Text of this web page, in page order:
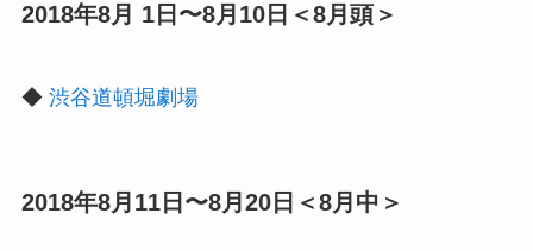
2018年8月 1日〜8月10日＜8月頭＞
◆ 渋谷道頓堀劇場
2018年8月11日〜8月20日＜8月中＞